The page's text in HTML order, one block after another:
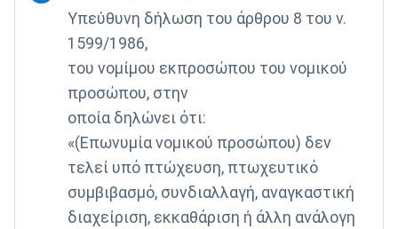
Υπεύθυνη δήλωση του άρθρου 8 του ν.
1599/1986,
του νομίμου εκπροσώπου του νομικού
προσώπου, στην
οποία δηλώνει ότι:
«(Επωνυμία νομικού προσώπου) δεν
τελεί υπό πτώχευση, πτωχευτικό
συμβιβασμό, συνδιαλλαγή, αναγκαστική
διαχείριση, εκκαθάριση ή άλλη ανάλογη